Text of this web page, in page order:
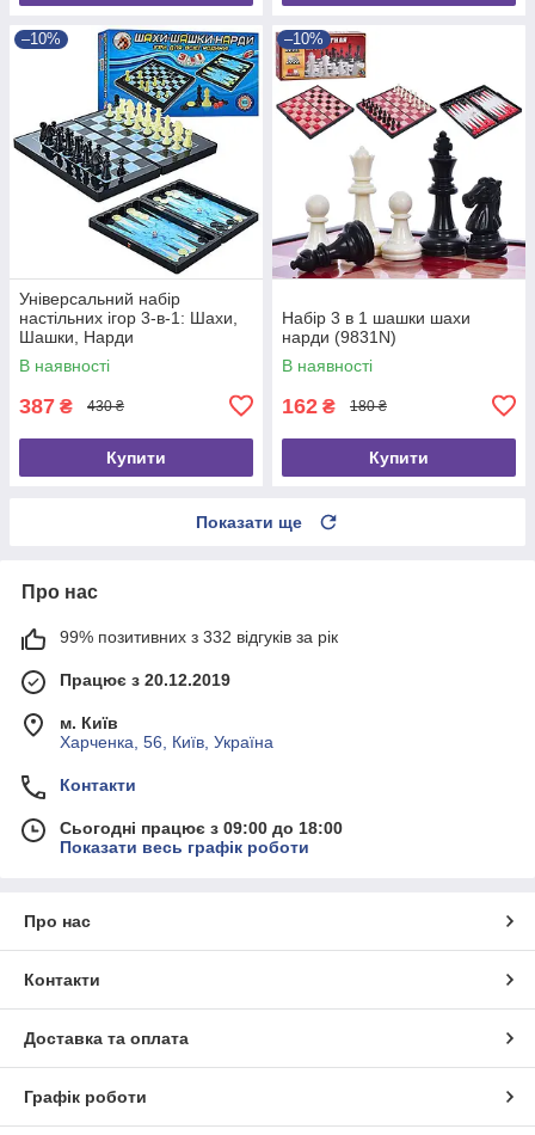
–10%
Універсальний набір
настільних ігор 3-в-1: Шахи,
Шашки, Нарди
(MC1178/8899)
В наявності
387 ₴ 430 ₴
Купити
–10%
Набір 3 в 1 шашки шахи
нарди (9831N)
В наявності
162 ₴ 180 ₴
Купити
Показати ще
Про нас
99% позитивних з 332 відгуків за рік
Працює з 20.12.2019
м. Київ
Харченка, 56, Київ, Україна
Контакти
Сьогодні працює з 09:00 до 18:00
Показати весь графік роботи
Про нас
Контакти
Доставка та оплата
Графік роботи